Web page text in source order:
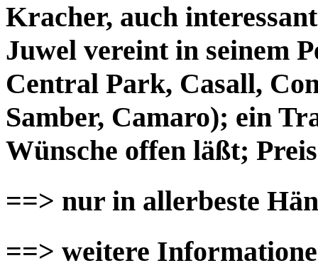
Kracher, auch
Juwel vereint in seinem
Central Park, Casall,
Samber, Camaro); ein
Wünsche offen läßt;
==> nur in allerbeste
==> weitere